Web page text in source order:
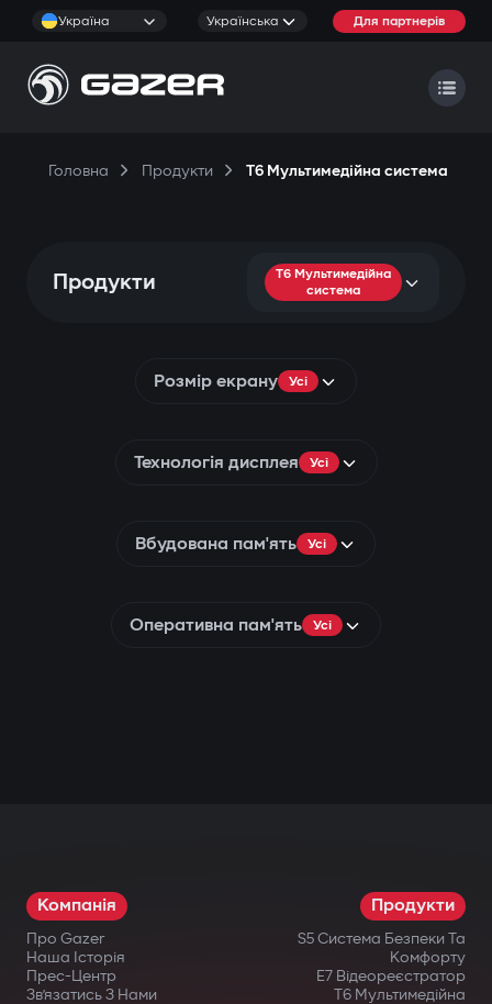
Україна Українська Для партнерів
Головна Продукти T6 Мультимедійна система
Продукти
T6 Мультимедійна
система
Розмір екрану Усі
Технологія дисплея Усі
Вбудована пам'ять Усі
Оперативна пам'ять Усі
Компанія
Про Gazer
Наша Історія
Прес-Центр
Зв’язатись З Нами
Продукти
S5 Система Безпеки Та
Комфорту
E7 Відеореєстратор
T6 Мультимедійна